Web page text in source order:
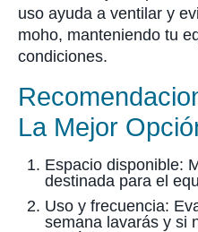
uso ayuda a ventilar y
moho, manteniendo tu
condiciones.
La Mejor
Espacio disponible:
destinada para el
Uso y frecuencia:
semana lavarás y si